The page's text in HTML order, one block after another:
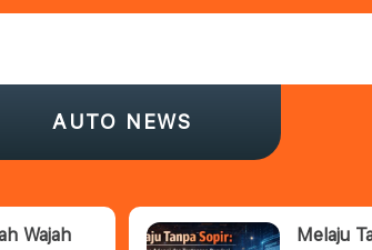
AUTO NEWS
Wajah
Melaju